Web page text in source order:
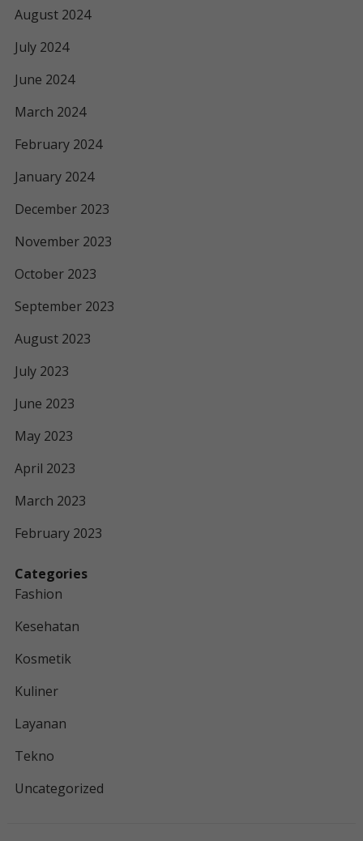
August 2024
July 2024
June 2024
March 2024
February 2024
January 2024
December 2023
November 2023
October 2023
September 2023
August 2023
July 2023
June 2023
May 2023
April 2023
March 2023
February 2023
Categories
Fashion
Kesehatan
Kosmetik
Kuliner
Layanan
Tekno
Uncategorized